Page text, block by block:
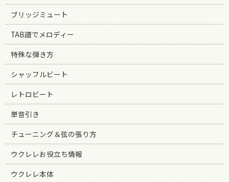
ブリッジミュート
TAB譜でメロディー
特殊な弾き方
シャッフルビート
レトロビート
単音引き
チューニング＆弦の張り方
ウクレレお役立ち情報
ウクレレ本体